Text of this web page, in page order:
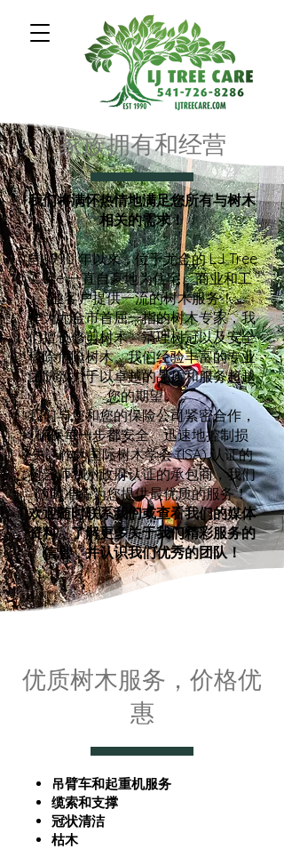
家族拥有和经营
我们将满怀热情地满足您所有与树木
相关的需求！
自 1990 年以来，位于尤金的 LJ Tree
Care 一直自豪地为住宅、商业和工
业客户提供一流的树木服务！
作为尤金市首屈一指的树木专家，我
们擅长修剪树木、清理树冠以及安全
移除危险树木。我们经验丰富的专业
团队致力于以卓越的品质和服务超越
您的期望。
我们与您和您的保险公司紧密合作，
确保每一步都安全、迅速地控制损
失。作为国际树木学会 (ISA) 认证的
树艺师和州政府认证的承包商，我们
随时准备为您提供最优质的服务！
欢迎随时联系我们或查看我们的媒体
资料，了解更多关于我们精彩服务的
信息，并认识我们优秀的团队！
优质树木服务，价格优
惠
吊臂车和起重机服务
缆索和支撑
冠状清洁
枯木